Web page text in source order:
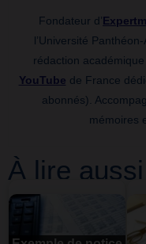
Fondateur d’
l’Université
rédaction
YouTube de France
abonnés).
mémoires
À lire